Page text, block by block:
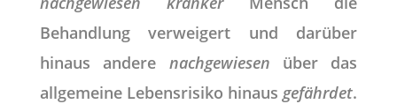
Behandlung verweigert und darüber
hinaus andere nachgewiesen über das
allgemeine Lebensrisiko hinaus gefährdet.